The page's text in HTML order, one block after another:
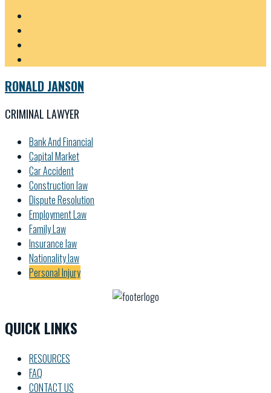
RONALD JANSON
CRIMINAL LAWYER
Bank And Financial
Capital Market
Car Accident
Construction law
Dispute Resolution
Employment Law
Family Law
Insurance law
Nationality law
Personal Injury
QUICK LINKS
RESOURCES
FAQ
CONTACT US